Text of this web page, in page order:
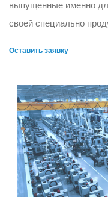
выпущенные именно
своей специально
Оставить заявку